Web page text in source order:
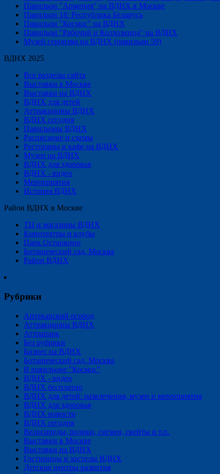
Павильон "Армения" на ВДНХ в Москве
Павильон 18: Республика Беларусь
Павильон "Космос" на ВДНХ
Павильон "Рабочий и Колхозница" на ВДНХ
Музей героизма на ВДНХ (павильон 59)
ВДНХ 2025
Все разделы сайта
Выставки в Москве
Выставки на ВДНХ
ВДНХ для детей
Аттракционы ВДНХ
ВДНХ сегодня
Павильоны ВДНХ
Расписание и схемы
Рестораны и кафе на ВДНХ
Музеи на ВДНХ
ВДНХ для здоровья
ВДНХ - видео
Мероприятия
История ВДНХ
Район ВДНХ в Москве
ТЦ и магазины ВДНХ
Кинотеатры и клубы
Парк Останкино
Ботанический сад, Москва
Район ВДНХ
Рубрики
Аптекарский огород
Аттракционы ВДНХ
Аттрапарк
Без рубрики
Бизнес на ВДНХ
Ботанический сад, Москва
В павильоне "Космос"
ВДНХ - видео
ВДНХ бесплатно
ВДНХ для детей: развлечения, музеи и мероприятия
ВДНХ для здоровья
ВДНХ новости
ВДНХ сегодня
Велосипеды, ролики, сигвеи, скейты и т.п.
Выставки в Москве
Выставки на ВДНХ
Гостиницы и хостелы ВДНХ
Детские центры развития